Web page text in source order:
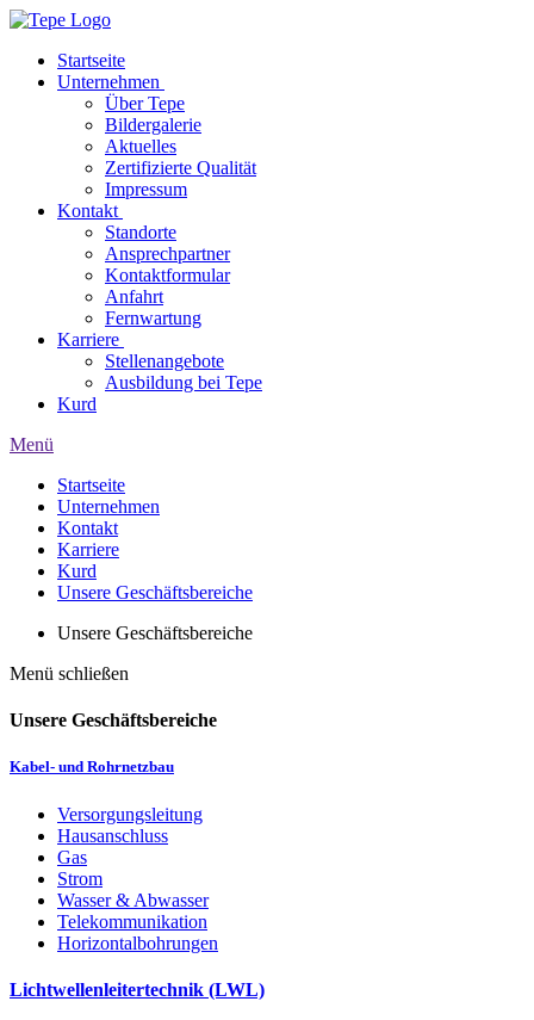
Startseite
Unternehmen
Über Tepe
Bildergalerie
Aktuelles
Zertifizierte Qualität
Impressum
Kontakt
Standorte
Ansprechpartner
Kontaktformular
Anfahrt
Fernwartung
Karriere
Stellenangebote
Ausbildung bei Tepe
Kurd
Menü
Startseite
Unternehmen
Kontakt
Karriere
Kurd
Unsere Geschäftsbereiche
Unsere Geschäftsbereiche
Menü schließen
Unsere Geschäftsbereiche
Kabel- und Rohrnetzbau
Versorgungsleitung
Hausanschluss
Gas
Strom
Wasser & Abwasser
Telekommunikation
Horizontalbohrungen
Lichtwellenleitertechnik (LWL)